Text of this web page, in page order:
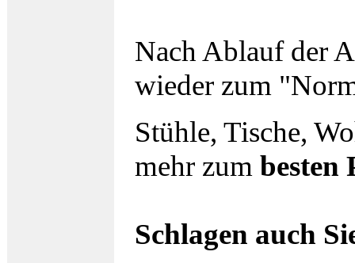
Nach Ablauf der
wieder zum
Stühle, Tische,
mehr zum besten
Schlagen auch